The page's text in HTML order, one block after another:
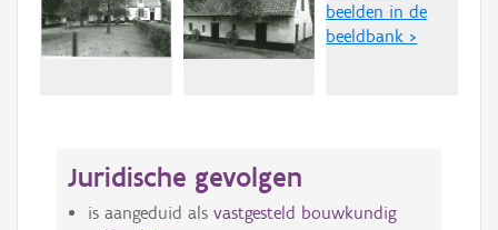
beelden in de
beeldbank >
Juridische gevolgen
is aangeduid als vastgesteld bouwkundig